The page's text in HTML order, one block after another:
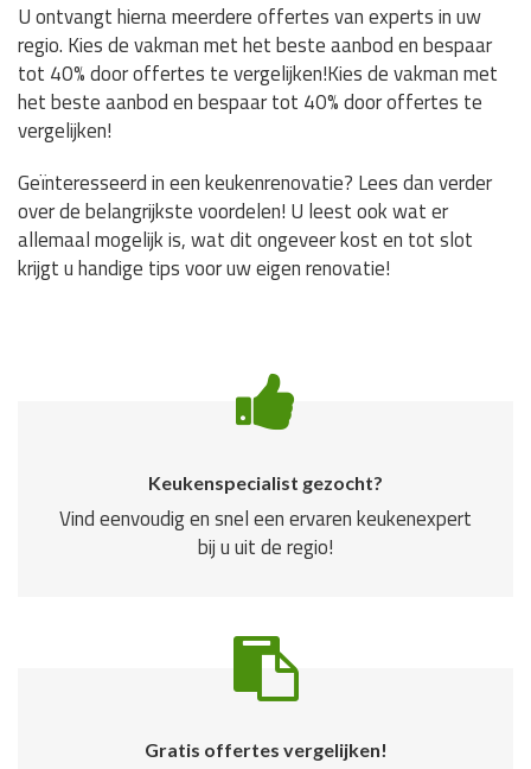
U ontvangt hierna meerdere offertes van experts in uw
regio. Kies de vakman met het beste aanbod en bespaar
tot 40% door offertes te vergelijken!Kies de vakman met
het beste aanbod en bespaar tot 40% door offertes te
vergelijken!
Geïnteresseerd in een keukenrenovatie? Lees dan verder
over de belangrijkste voordelen! U leest ook wat er
allemaal mogelijk is, wat dit ongeveer kost en tot slot
krijgt u handige tips voor uw eigen renovatie!
Keukenspecialist gezocht?
Vind eenvoudig en snel een ervaren keukenexpert
bij u uit de regio!
Gratis offertes vergelijken!